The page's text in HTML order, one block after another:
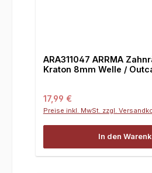
ARA311047 ARRMA
Kraton 8mm Welle /
Regulärer Preis:
17,99 €
Preise inkl. MwSt. zzgl.
In den